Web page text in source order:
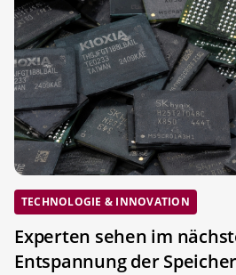
TECHNOLOGIE & INNOVATION
Experten sehen im
Entspannung der